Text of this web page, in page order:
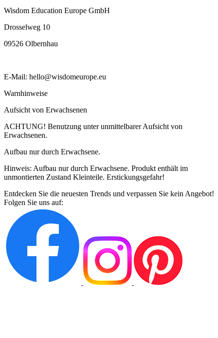
Wisdom Education Europe GmbH
Drosselweg 10
09526 Olbernhau
E-Mail: hello@wisdomeurope.eu
Warnhinweise
Aufsicht von Erwachsenen
ACHTUNG! Benutzung unter unmittelbarer Aufsicht von
Erwachsenen.
Aufbau nur durch Erwachsene.
Hinweis: Aufbau nur durch Erwachsene. Produkt enthält im
unmontierten Zustand Kleinteile. Erstickungsgefahr!
Entdecken Sie die neuesten Trends und verpassen Sie kein Angebot!
Folgen Sie uns auf: